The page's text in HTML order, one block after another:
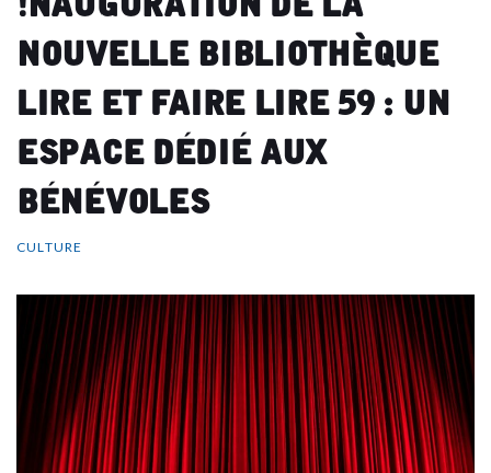
nouvelle bibliothèque
Lire et Faire Lire 59 : un
espace dédié aux
bénévoles
CULTURE